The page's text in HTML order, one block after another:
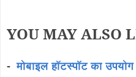
YOU MAY ALSO
-मोबाइल हॉटस्पॉट का